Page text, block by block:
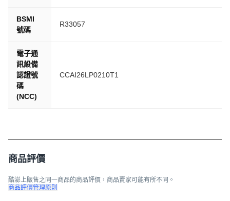
BSMI
號碼
R33057
電子通
訊設備
認證號
碼
(NCC)
CCAI26LP0210T1
商品評價
酷澎上販售之同一商品的商品評價，商品賣家可能有所不同。
商品評價管理原則